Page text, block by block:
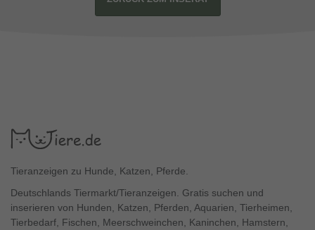
Tieranzeigen zu Hunde, Katzen, Pferde.
Deutschlands Tiermarkt/Tieranzeigen. Gratis suchen und
inserieren von Hunden, Katzen, Pferden, Aquarien, Tierheimen,
Tierbedarf, Fischen, Meerschweinchen, Kaninchen, Hamstern,